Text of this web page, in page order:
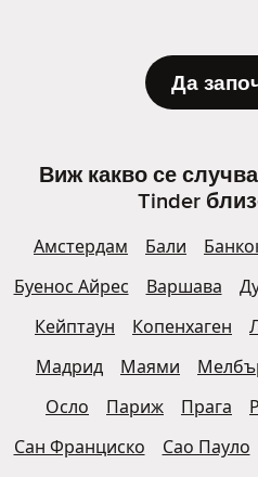
Да
Виж какво се
Tinder
Амстердам Бали
Буенос Айрес
Варшава
Кейптаун
Копенхаген
Мадрид
Маями
Осло
Париж Прага
Сан Франциско
Сао Пауло